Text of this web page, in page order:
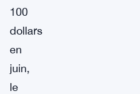
100
dollars
en
juin,
le